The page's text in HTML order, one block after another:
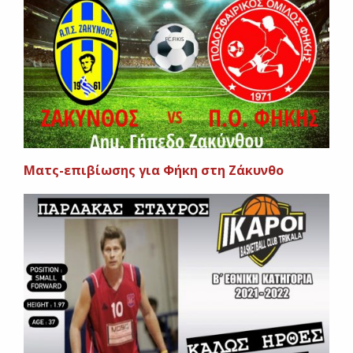
Ματς-επιβίωσης για Φήκη στη Ζάκυνθο